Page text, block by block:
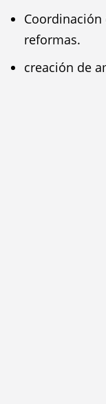
reformas.
creación de